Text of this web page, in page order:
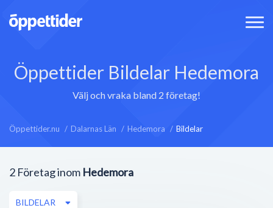
Öppettider Bildelar Hedemora
Välj och vraka bland 2 företag!
Öppettider.nu Dalarnas Län Hedemora Bildelar
2 Företag inom Hedemora
BILDELAR